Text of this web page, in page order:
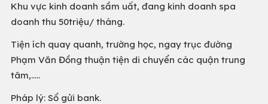
Khu vực kinh doanh sầm uất, đang kinh doanh spa
doanh thu 50triệu/ tháng.
Tiện ích quay quanh, trường học, ngay trục đường
Phạm Văn Đồng thuận tiện di chuyển các quận trung
tâm,…..
Pháp lý: Sổ gửi bank.